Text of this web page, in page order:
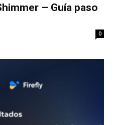
– Guía paso
0